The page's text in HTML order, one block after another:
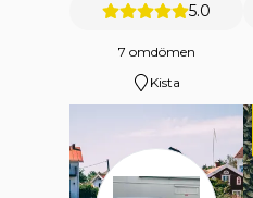
5.0
7 omdömen
Kista